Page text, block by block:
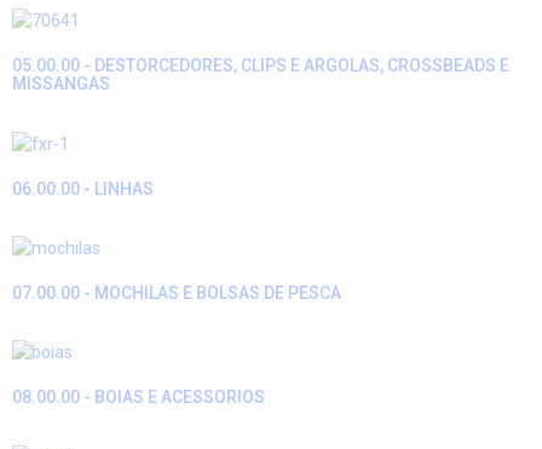
05.00.00 - DESTORCEDORES, CLIPS E ARGOLAS, CROSSBEADS E
MISSANGAS
06.00.00 - LINHAS
07.00.00 - MOCHILAS E BOLSAS DE PESCA
08.00.00 - BOIAS E ACESSORIOS